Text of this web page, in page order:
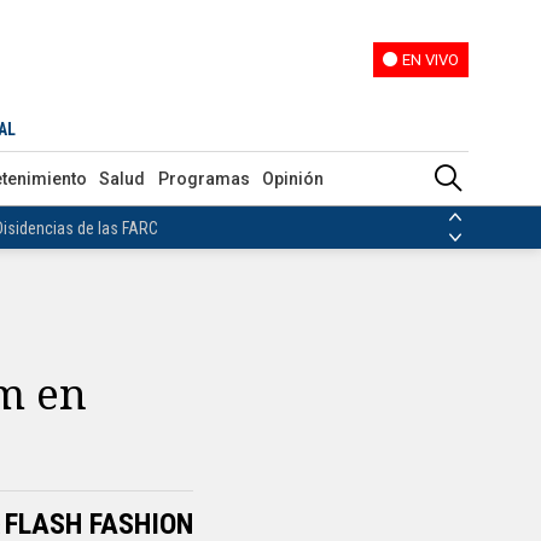
EN VIVO
Salud Programas Opinión
de las FARC
de las FARC
en
FLASH FASHION